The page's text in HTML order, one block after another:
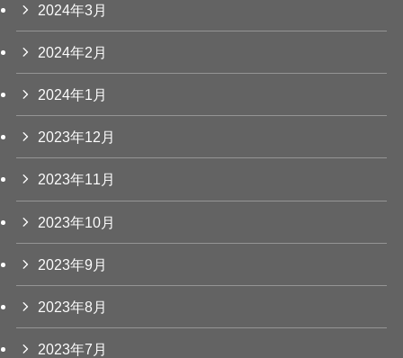
2024年3月
2024年2月
2024年1月
2023年12月
2023年11月
2023年10月
2023年9月
2023年8月
2023年7月